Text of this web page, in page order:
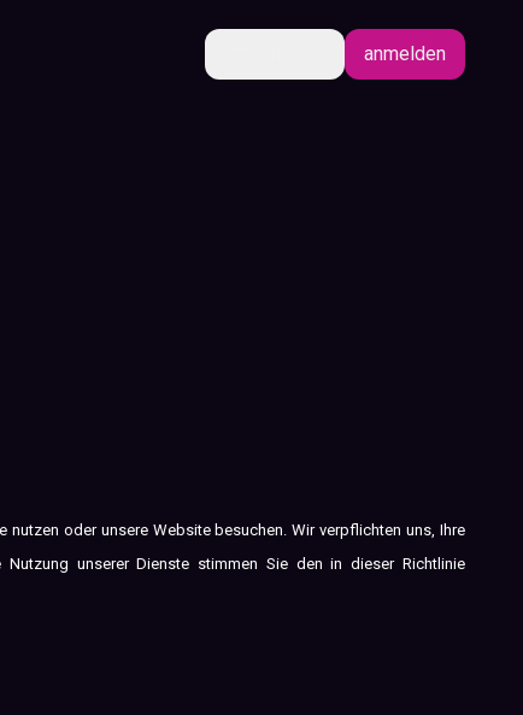
anmelden
oder unsere Website besuchen. Wir verpflichten uns, Ihre
Nutzung unserer Dienste stimmen Sie den in dieser Richtlinie